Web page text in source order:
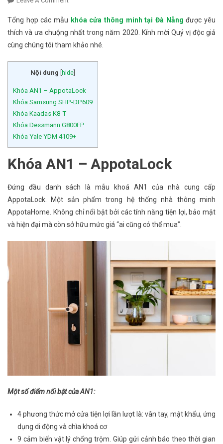
Tổng hợp các mẫu khóa cửa thông minh tại Đà Nẵngđược yêu
thích và ưa chuộng nhất trong năm 2020. Kính mời Quý vị độc giả
cùng chúng tôi tham khảo nhé.
Nội dung hide
Khóa AN1 – AppotaLock
Khóa Samsung SHP-DP609
Khóa Kaadas K8-T
Khóa Dessmann G800FP
Khóa Yale YDM 4109+
Khóa AN1 – AppotaLock
Đứng đầu danh sách là mẫu khoá AN1 của nhà cung cấp
AppotaLock. Một sản phẩm trong hệ thống nhà thông minh
AppotaHome. Không chỉ nổi bật bởi các tính năng tiện lợi, bảo mật
và hiện đại mà còn sở hữu mức giá “ai cũng có thể mua”.
Một số điểm nổi bật của AN1:
4 phương thức mở cửa tiện lợi lần lượt là: vân tay, mật khẩu, ứng
dụng di động và chìa khoá cơ
9 cảm biến vật lý chống trộm. Giúp gửi cảnh báo theo thời gian